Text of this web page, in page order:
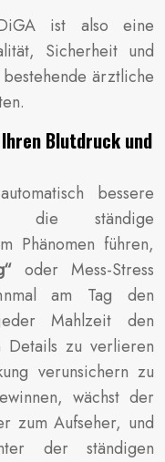
ist also eine
Sicherheit und
ärztliche
Blutdruck und
bessere
die ständige
Phänomen führen,
oder Mess-Stress
am Tag den
Mahlzeit den
Details zu verlieren
verunsichern zu
wächst der
zum Aufseher, und
der ständigen